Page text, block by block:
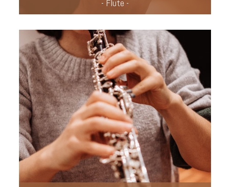
- Flute -